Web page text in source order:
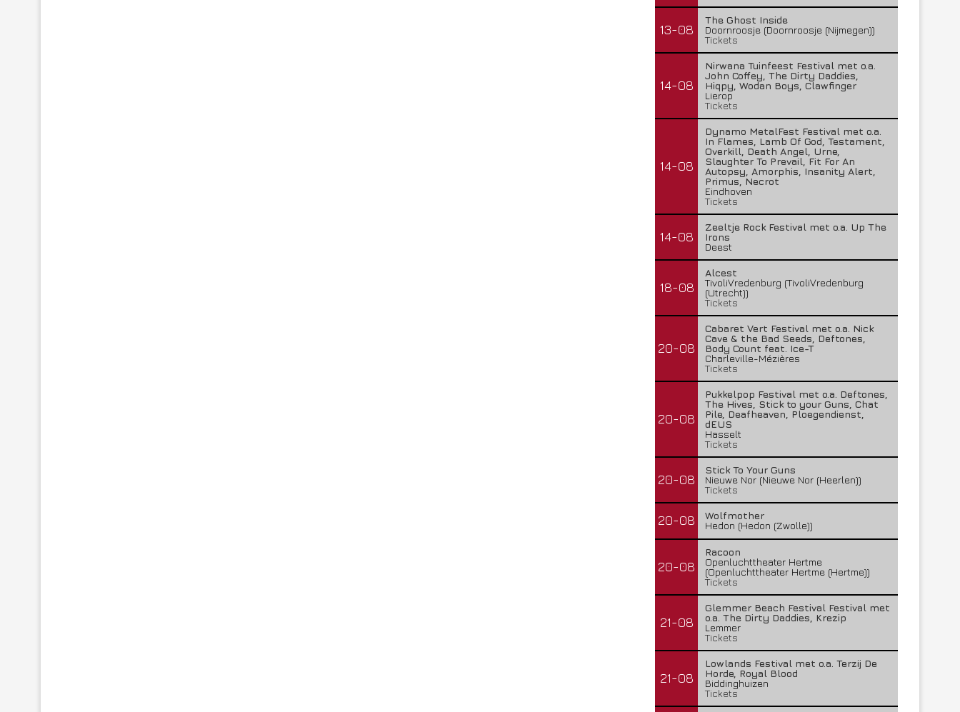
13-08
The Ghost Inside
Doornroosje (Doornroosje (Nijmegen))
Tickets
14-08
Nirwana Tuinfeest Festival met o.a.
John Coffey, The Dirty Daddies,
Hiqpy, Wodan Boys, Clawfinger
Lierop
Tickets
14-08
Dynamo MetalFest Festival met o.a.
In Flames, Lamb Of God, Testament,
Overkill, Death Angel, Urne,
Slaughter To Prevail, Fit For An
Autopsy, Amorphis, Insanity Alert,
Primus, Necrot
Eindhoven
Tickets
14-08
Zeeltje Rock Festival met o.a. Up The
Irons
Deest
18-08
Alcest
TivoliVredenburg (TivoliVredenburg
(Utrecht))
Tickets
20-08
Cabaret Vert Festival met o.a. Nick
Cave & the Bad Seeds, Deftones,
Body Count feat. Ice-T
Charleville-Mézières
Tickets
20-08
Pukkelpop Festival met o.a. Deftones,
The Hives, Stick to your Guns, Chat
Pile, Deafheaven, Ploegendienst,
dEUS
Hasselt
Tickets
20-08
Stick To Your Guns
Nieuwe Nor (Nieuwe Nor (Heerlen))
Tickets
20-08
Wolfmother
Hedon (Hedon (Zwolle))
20-08
Racoon
Openluchttheater Hertme
(Openluchttheater Hertme (Hertme))
Tickets
21-08
Glemmer Beach Festival Festival met
o.a. The Dirty Daddies, Krezip
Lemmer
Tickets
21-08
Lowlands Festival met o.a. Terzij De
Horde, Royal Blood
Biddinghuizen
Tickets